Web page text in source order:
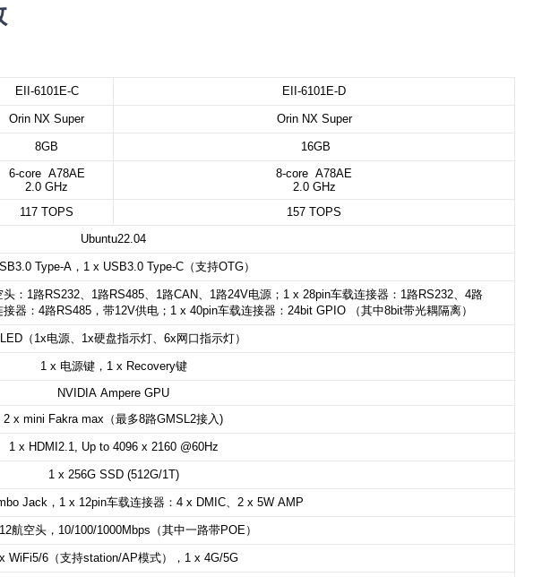
EII-6101E-C EII-6101E-D
Orin NX Super Orin NX Super
8GB 16GB
6-core A78AE
2.0 GHz
8-core A78AE
2.0 GHz
117TOPS 157TOPS
Ubuntu22.04
Type-A ， 1 x USB3.0 Type-C （支持OTG）
： 1路RS232、 1路RS485、 1路CAN、 1路24V电源； 1 x 28pin车载连接器： 1路RS232、 4路
接器：4路RS485 ，带12V供电； 1 x 40pin车载连接器：24bit GPIO （其中8bit带光耦隔离）
（ 1x电源、 1x硬盘指示灯、6x网口指示灯）
1 x 电源键， 1 x Recovery键
NVIDIA Ampere GPU
2 x mini Fakra max （最多8路GMSL2接入)
1 x HDMI2.1, Up to 4096 x 2160 @60Hz
1 x 256G SSD (512G/1T)
Jack ， 1 x 12pin车载连接器：4 x DMIC、2 x 5W AMP
航空头， 10/100/1000Mbps （其中一路带POE）
WiFi5/6（支持station/AP模式） ， 1 x 4G/5G